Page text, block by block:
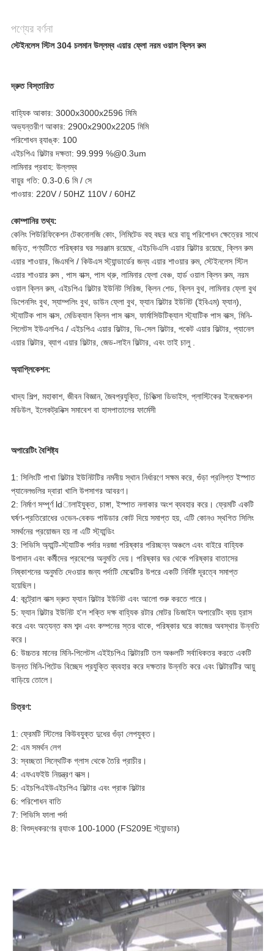
পণ্যের বর্ণনা
স্টেইনলেস স্টিল 304 চলমান উল্লম্ব এয়ার ফ্লো নরম ওয়াল ক্লিন রুম
দ্রুত বিস্তারিত
বাহ্যিক আকার: 3000x3000x2596 মিমি
অভ্যন্তরীণ আকার: 2900x2900x2205 মিমি
পরিশোধন র‌্যাঙ্ক: 100
এইচপিএ ফিল্টার দক্ষতা: 99.999 %@0.3um
লামিনার প্রবাহ: উল্লম্ব
বায়ুর গতি: 0.3-0.6 মি / সে
পাওয়ার: 220V / 50HZ 110V / 60HZ
কোম্পানির তথ্য:
কেলিং পিউরিফিকেশন টেকনোলজি কোং, লিমিটেড বহু বছর ধরে বায়ু পরিশোধন ক্ষেত্রের সাথে
জড়িত, পণ্যটিতে পরিষ্কার ঘর সরঞ্জাম রয়েছে, এইচভিএসি এয়ার ফিল্টার রয়েছে, ক্লিন রুম
এয়ার শাওয়ার, জিএমপি / কিউএস স্ট্যান্ডার্ডের জন্য এয়ার শাওয়ার রুম, স্টেইনলেস স্টিল
এয়ার শাওয়ার রুম , পাস বাক্স, পাস থ্রু, লামিনার ফ্লো বেঞ্চ, হার্ড ওয়াল ক্লিন রুম, নরম
ওয়াল ক্লিন রুম, এইচপিএ ফিল্টার ইউনিট সিরিজ, ক্লিন শেড, ক্লিন বুথ, লামিনার ফ্লো বুথ
ডিপেনসিং বুথ, স্যাম্পলিং বুথ, ডাউন ফ্লো বুথ, ফ্যান ফিল্টার ইউনিট (ইবিএম) ফ্যান),
স্ট্যাটিক পাস বাক্স, মেডিক্যাল ক্লিন পাস বাক্স, ফার্মাসিউটিক্যাল স্ট্যাটিক পাস বাক্স, মিনি-
পিলেটস ইউএলপিএ / এইচপিএ এয়ার ফিল্টার, ভি-সেল ফিল্টার, পকেট এয়ার ফিল্টার, প্যানেল
এয়ার ফিল্টার, ব্যাগ এয়ার ফিল্টার, জেড-লাইন ফিল্টার, এবং তাই চালু .
অ্যাপ্লিকেশন:
খাদ্য শিল্প, মহাকাশ, জীবন বিজ্ঞান, জৈবপ্রযুক্তি, চিকিত্সা ডিভাইস, প্লাস্টিকের ইনজেকশন
মডিউল, ইলেকট্রনিক্স সমাবেশ বা হাসপাতালের ফার্মেসী
অপারেটিং বৈশিষ্ট্য
1: সিলিংটি পাখা ফিল্টার ইউনিটটির নমনীয় স্থান নির্ধারণে সক্ষম করে, গুঁড়া প্রলিপ্ত ইস্পাত
প্যানেলগুলির দ্বারা খালি উপসাগর আবরণ।
2: নির্মাণ সম্পূর্ণ ldালাইযুক্ত, চাঙ্গা, ইস্পাত নলাকার অংশ ব্যবহার করে। ফ্রেমটি একটি
ঘর্ষণ-প্রতিরোধের ওভেন-বেকড পাউডার কোট দিয়ে সমাপ্ত হয়, এটি কোনও স্থগিত সিলিং
সমর্থনের প্রয়োজন হয় না এটি স্ট্যান্ডিং
3: পিভিসি অ্যান্টি-স্ট্যাটিক পর্দার দরজা পরিষ্কার পরিচ্ছন্ন অঞ্চলে এবং বাইরে বাহ্যিক
উপাদান এবং কর্মীদের প্রবেশের অনুমতি দেয়। পরিষ্কার ঘর থেকে পরিষ্কার বাতাসের
নিষ্কাশনের অনুমতি দেওয়ার জন্য পর্দাটি মেঝেটির উপরে একটি নির্দিষ্ট দূরত্বে সমাপ্ত
হয়েছিল।
4: কন্ট্রোল বাক্স দ্রুত ফ্যান ফিল্টার ইউনিট এবং আলো শুরু করতে পারে।
5: ফ্যান ফিল্টার ইউনিট হ'ল শক্তি দক্ষ বাহ্যিক রটার মোটর ডিজাইন অপারেটিং ব্যয় হ্রাস
করে এবং অত্যন্ত কম শব্দ এবং কম্পনের স্তর থাকে, পরিষ্কার ঘরে কাজের অবস্থার উন্নতি
করে।
6: উচ্চতর মানের মিনি-পিলেটস এইইচপিএ ফিল্টারটি তল অঞ্চলটি সর্বাধিকতর করতে একটি
উন্নত মিনি-পিটেড বিচ্ছেদ প্রযুক্তি ব্যবহার করে দক্ষতার উন্নতি করে এবং ফিল্টারটির আয়ু
বাড়িয়ে তোলে।
চিত্রণ:
1: ফ্রেমটি স্টিলের কিউবযুক্ত দুধের গুঁড়া লেপযুক্ত।
2: এম সমর্থন লেগ
3: স্বচ্ছতা সিন্থেটিক গ্লাস থেকে তৈরি প্রাচীর।
4: এফএফইউ নিয়ন্ত্রণ বাক্স।
5: এইচপিএইউএইচপিএ ফিল্টার এবং প্রাক ফিল্টার
6: পরিশোধন বাতি
7: পিভিসি ফালা পর্দা
8: বিশুদ্ধকরণের র‌্যাংক 100-1000 (FS209E স্ট্যান্ডার)